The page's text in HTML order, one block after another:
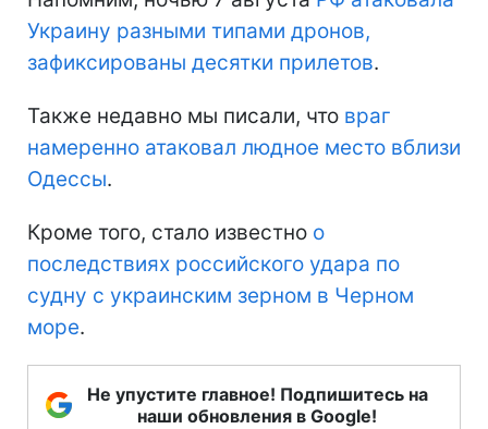
Украину разными типами дронов,
зафиксированы десятки прилетов.
Также недавно мы писали, что враг
намеренно атаковал людное место вблизи
Одессы.
Кроме того, стало известно о
последствиях российского удара по
судну с украинским зерном в Черном
море.
Не упустите главное! Подпишитесь на
наши обновления в Google!